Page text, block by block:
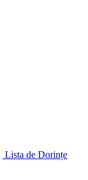
Lista de Dorințe